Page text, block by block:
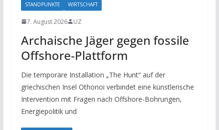
STANDPUNKTE
WIRTSCHAFT
7. August 2026 UZ
Archaische Jäger gegen fossile
Offshore-Plattform
Die temporäre Installation „The Hunt“ auf der
griechischen Insel Othonoi verbindet eine künstlerische
Intervention mit Fragen nach Offshore-Bohrungen,
Energiepolitik und